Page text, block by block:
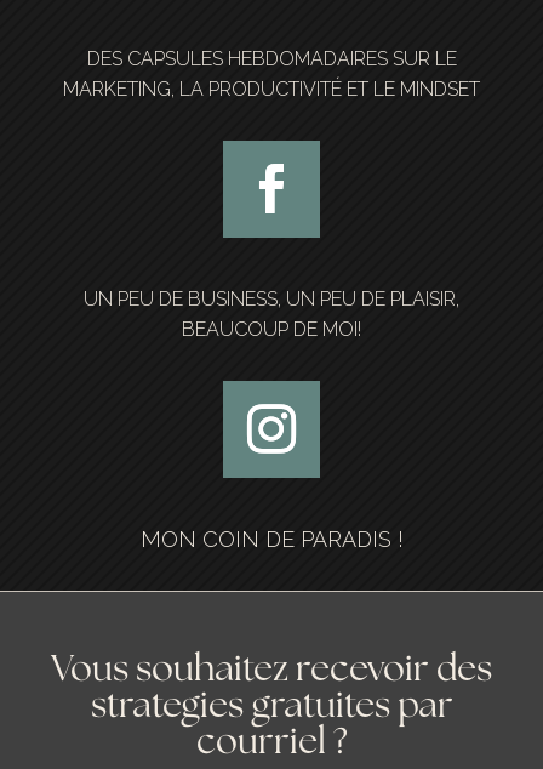
DES CAPSULES HEBDOMADAIRES SUR LE
MARKETING, LA PRODUCTIVITÉ ET LE MINDSET
UN PEU DE BUSINESS, UN PEU DE PLAISIR,
BEAUCOUP DE MOI!
MON COIN DE PARADIS !
Vous souhaitez recevoir des
strategies gratuites par
courriel ?